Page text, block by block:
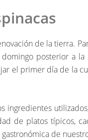
de la tierra.
posterior a
el primer día de la
ingredientes
de platos típicos,
de